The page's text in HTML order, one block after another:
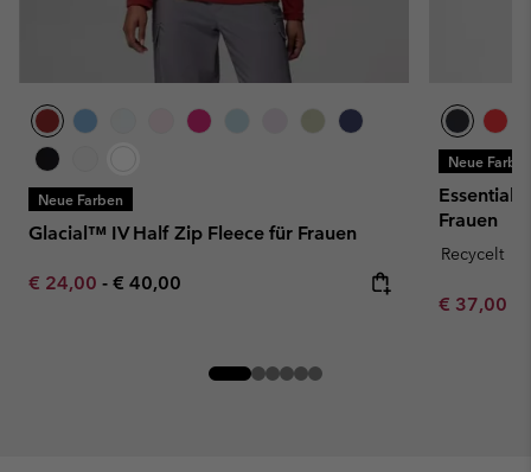
Neue Farben
Glacial™ IV Half Zip Fleece für Frauen
Minimum sale price:
€ 24,00 - Maximum price:
€ 40,00
Neue
Essential
Frauen
Recycelt
Minimum
€ 37,00